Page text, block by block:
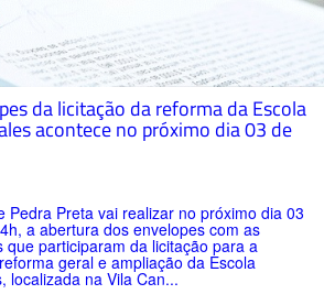
da licitação da reforma da Escola
acontece no próximo dia 03 de
Pedra Preta vai realizar no próximo dia 03
a abertura dos envelopes com as
participaram da licitação para a
geral e ampliação da Escola
localizada na Vila Can...